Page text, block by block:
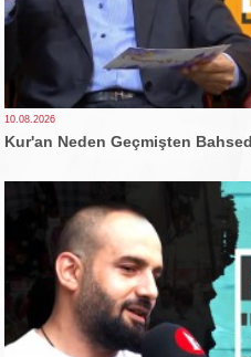
10.08.2026
Kur'an Neden Geçmişten